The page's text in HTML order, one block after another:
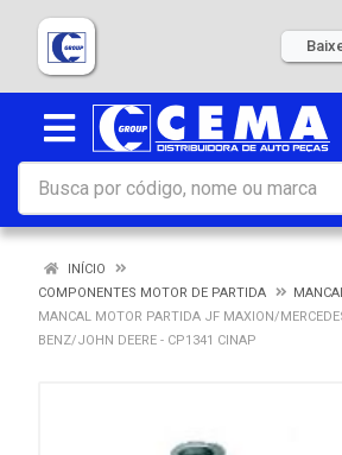
INÍCIO
COMPONENTES MOTOR DE PARTIDA
MANCAL MOTOR PARTIDA JF MAXION/
BENZ/JOHN DEERE - CP1341 CINAP